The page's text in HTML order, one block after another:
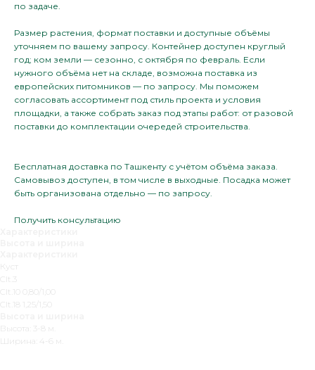
по задаче.
Размер растения, формат поставки и доступные объёмы
уточняем по вашему запросу. Контейнер доступен круглый
год; ком земли — сезонно, с октября по февраль. Если
нужного объёма нет на складе, возможна поставка из
европейских питомников — по запросу. Мы поможем
согласовать ассортимент под стиль проекта и условия
площадки, а также собрать заказ под этапы работ: от разовой
поставки до комплектации очередей строительства.
Бесплатная доставка по Ташкенту с учётом объёма заказа.
Самовывоз доступен, в том числе в выходные. Посадка может
быть организована отдельно — по запросу.
Получить консультацию
Куст
Clt.3
Clt.10 0,80/1,00
Clt.18 1,25/1,50
Высота: 3-8 м.
Ширина: 4-6 м.